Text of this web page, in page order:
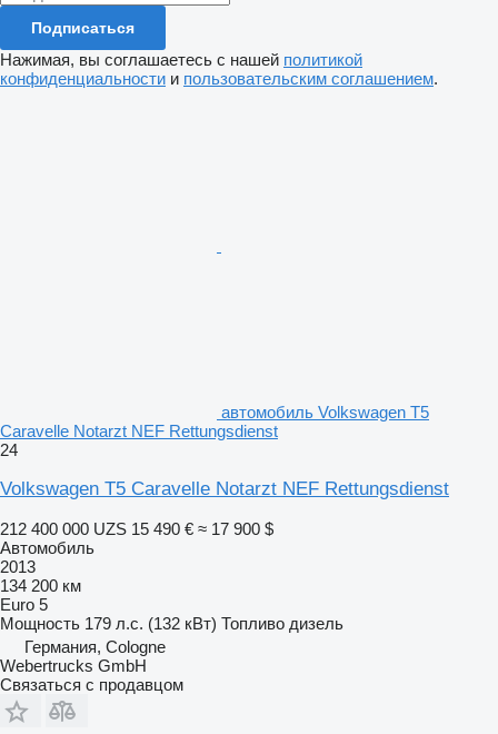
Подписаться
Нажимая, вы соглашаетесь с нашей политикой
конфиденциальности и пользовательским соглашением.
автомобиль Volkswagen T5
Caravelle Notarzt NEF Rettungsdienst
24
Volkswagen T5 Caravelle Notarzt NEF Rettungsdienst
212 400 000 UZS 15 490 € ≈ 17 900 $
Автомобиль
2013
134 200 км
Euro 5
Мощность 179 л.с. (132 кВт) Топливо дизель
Германия, Cologne
Webertrucks GmbH
Связаться с продавцом